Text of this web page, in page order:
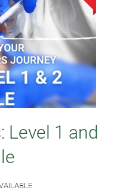
Level 1 and